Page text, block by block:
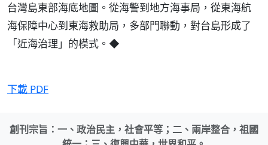
台灣島東部海底地圖。從海警到地方海事局，從東海航
海保障中心到東海救助局，多部門聯動，對台島形成了
「近海治理」的模式。◆
下載 PDF
創刊宗旨：一、政治民主，社會平等；二、兩岸整合，祖國